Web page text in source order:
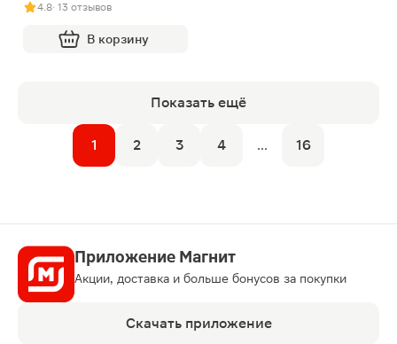
4.8· 13 отзывов
В корзину
Показать ещё
1 2 3 4 ... 16
Приложение Магнит
Акции, доставка и больше бонусов за покупки
Скачать приложение